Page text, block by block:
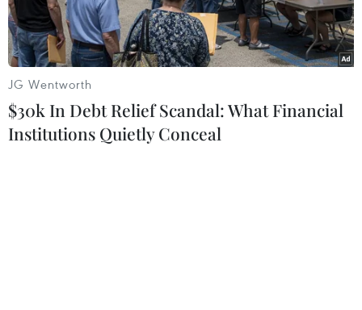
JG Wentworth
$30k In Debt Relief Scandal: What Financial
Institutions Quietly Conceal